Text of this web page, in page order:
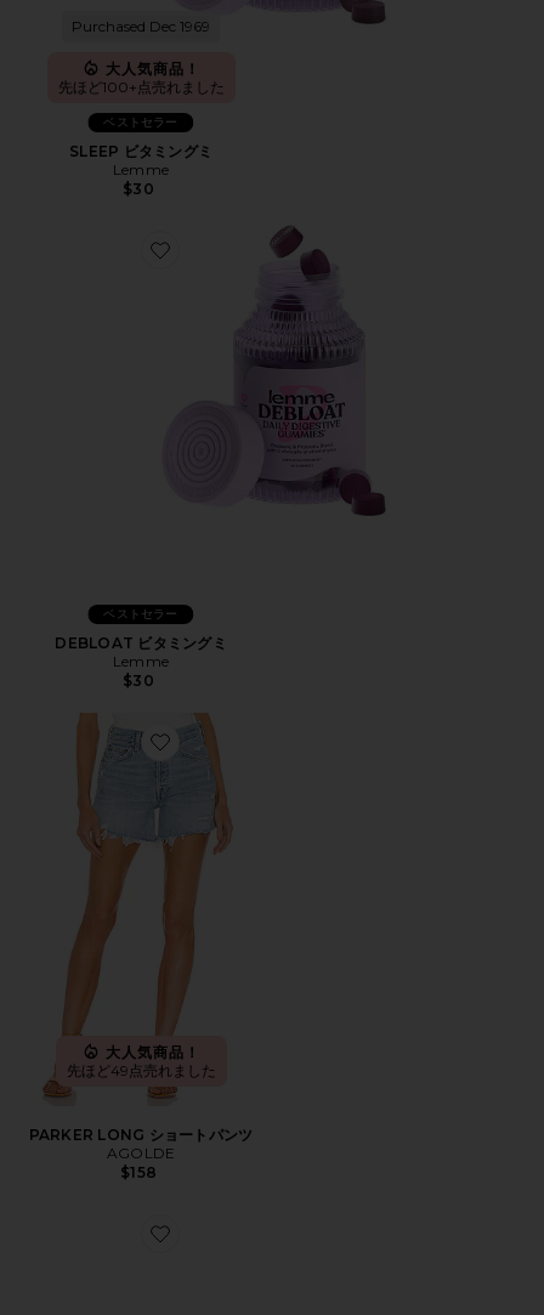
Purchased Dec 1969
大人気商品！
先ほど100+点売れました
ベストセラー
SLEEP ビタミングミ
Lemme
$30
Favorite DEBLOAT ビタミングミ
ベストセラー
DEBLOAT ビタミングミ
Lemme
$30
Favorite PARKER LONG ショートパンツ
大人気商品！
先ほど49点売れました
PARKER LONG ショートパンツ
AGOLDE
$158